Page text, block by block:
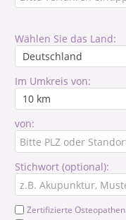
Wählen Sie das Land:
Im Umkreis von:
von:
Stichwort (optional):
Zertifizierte Osteopathen